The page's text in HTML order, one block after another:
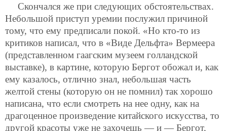
Скончался же при следующих обстоятельствах.
Небольшой приступ уремии послужил причиной
тому, что ему предписали покой. «Но кто-то из
критиков написал, что в «Виде Дельфта» Вермеера
(представленном гаагским музеем голландской
выставке), в картине, которую Бергот обожал и, как
ему казалось, отлично знал, небольшая часть
желтой стены (которую он не помнил) так хорошо
написана, что если смотреть на нее одну, как на
драгоценное произведение китайского искусства, то
другой красоты уже не захочешь — и — Бергот,